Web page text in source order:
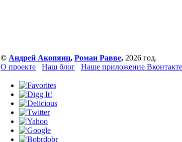
© Андрей Акопянц, Роман Равве, 2026 год.
О проекте
Наш блог Наше приложение